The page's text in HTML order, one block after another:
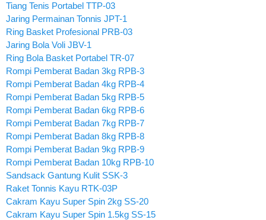
Tiang Tenis Portabel TTP-03
Jaring Permainan Tonnis JPT-1
Ring Basket Profesional PRB-03
Jaring Bola Voli JBV-1
Ring Bola Basket Portabel TR-07
Rompi Pemberat Badan 3kg RPB-3
Rompi Pemberat Badan 4kg RPB-4
Rompi Pemberat Badan 5kg RPB-5
Rompi Pemberat Badan 6kg RPB-6
Rompi Pemberat Badan 7kg RPB-7
Rompi Pemberat Badan 8kg RPB-8
Rompi Pemberat Badan 9kg RPB-9
Rompi Pemberat Badan 10kg RPB-10
Sandsack Gantung Kulit SSK-3
Raket Tonnis Kayu RTK-03P
Cakram Kayu Super Spin 2kg SS-20
Cakram Kayu Super Spin 1.5kg SS-15